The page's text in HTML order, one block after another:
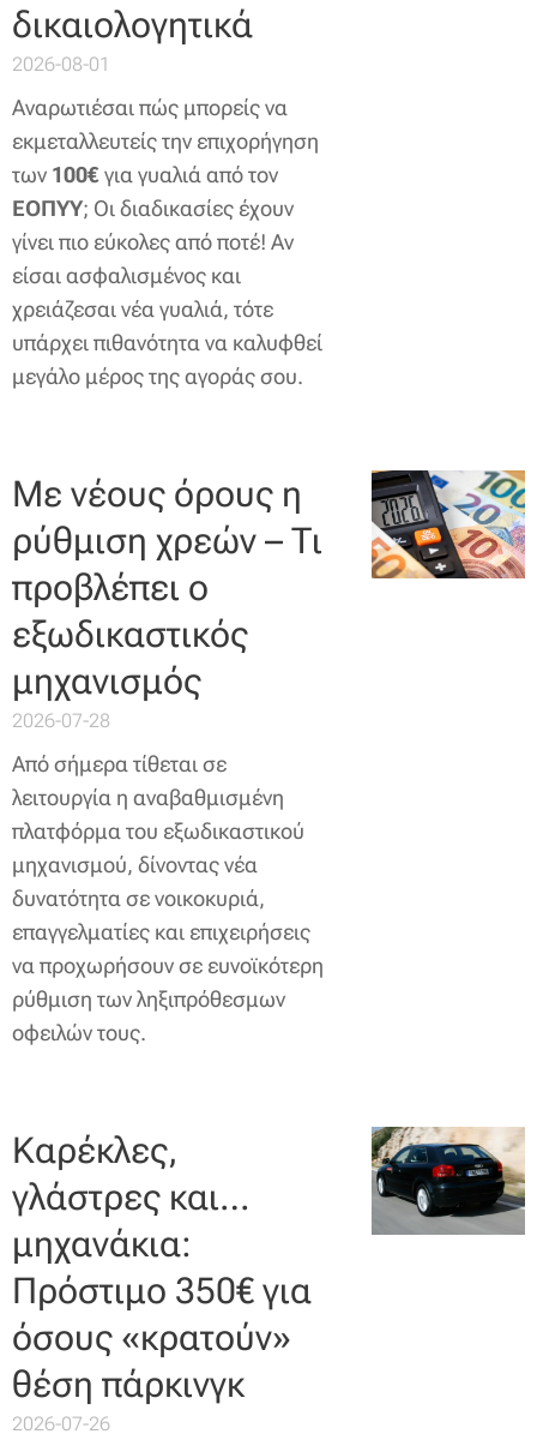
δικαιολογητικά
2026-08-01
Αναρωτιέσαι πώς μπορείς να
εκμεταλλευτείς την επιχορήγηση
των 100€για γυαλιά από τον
ΕΟΠΥΥ; Οι διαδικασίες έχουν
γίνει πιο εύκολες από ποτέ! Αν
είσαι ασφαλισμένος και
χρειάζεσαι νέα γυαλιά, τότε
υπάρχει πιθανότητα να καλυφθεί
μεγάλο μέρος της αγοράς σου.
Με νέους όρους η
ρύθμιση χρεών – Τι
προβλέπει ο
εξωδικαστικός
μηχανισμός
2026-07-28
Από σήμερα τίθεται σε
λειτουργία η αναβαθμισμένη
πλατφόρμα του εξωδικαστικού
μηχανισμού, δίνοντας νέα
δυνατότητα σε νοικοκυριά,
επαγγελματίες και επιχειρήσεις
να προχωρήσουν σε ευνοϊκότερη
ρύθμιση των ληξιπρόθεσμων
οφειλών τους.
Καρέκλες,
γλάστρες και…
μηχανάκια:
Πρόστιμο 350€ για
όσους «κρατούν»
θέση πάρκινγκ
2026-07-26